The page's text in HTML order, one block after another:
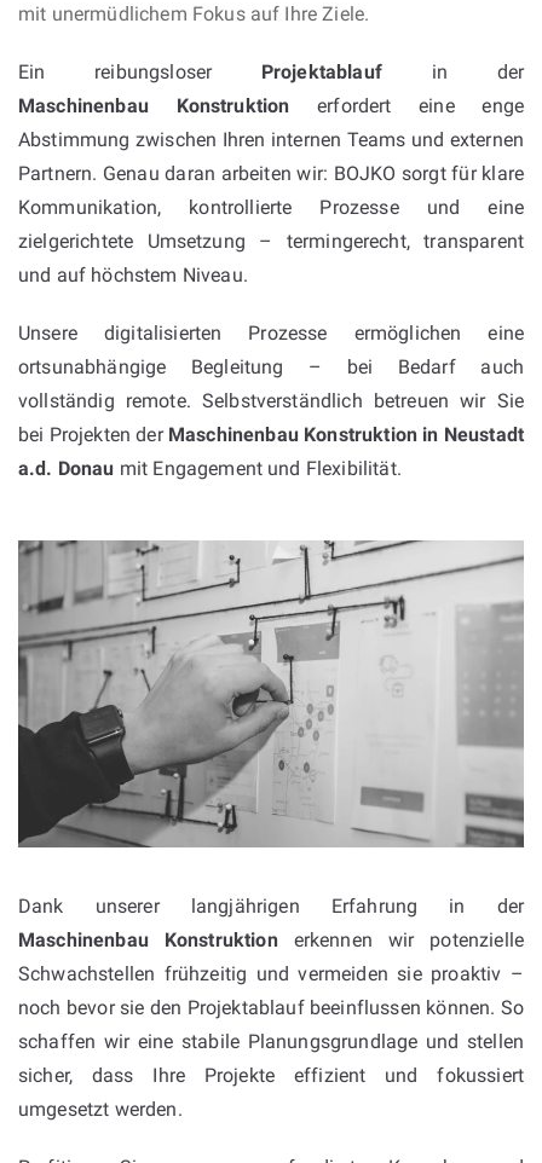
mit unermüdlichem Fokus auf Ihre Ziele.
Ein reibungsloser Projektablaufin der
Maschinenbau Konstruktion erfordert eine enge
Abstimmung zwischen Ihren internen Teams und externen
Partnern. Genau daran arbeiten wir: BOJKO sorgt für klare
Kommunikation, kontrollierte Prozesse und eine
zielgerichtete Umsetzung – termingerecht, transparent
und auf höchstem Niveau.
Unsere digitalisierten Prozesse ermöglichen eine
ortsunabhängige Begleitung – bei Bedarf auch
vollständig remote. Selbstverständlich betreuen wir Sie
bei Projekten der Maschinenbau Konstruktion in Neustadt
a.d. Donau mit Engagement und Flexibilität.
Dank unserer langjährigen Erfahrung in der
Maschinenbau Konstruktionerkennen wir potenzielle
Schwachstellen frühzeitig und vermeiden sie proaktiv –
noch bevor sie den Projektablauf beeinflussen können. So
schaffen wir eine stabile Planungsgrundlage und stellen
sicher, dass Ihre Projekte effizient und fokussiert
umgesetzt werden.